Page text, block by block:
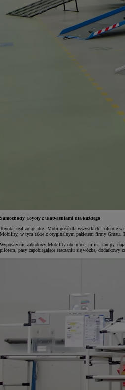
Samochody Toyoty z ułatwieniami dla każdego
Toyota, realizując ideę „Mobilność dla wszystkich”, oferuje
Mobility, w tym także z oryginalnym pakietem firmy Gruau.
Wyposażenie zabudowy Mobility obejmuje, m.in.: rampy,
pilotem, pasy zapobiegające staczaniu się wózka, dodatkowy